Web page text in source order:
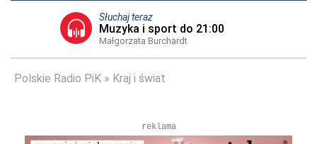
Słuchaj teraz
Muzyka i sport do 21:00
Małgorzata Burchardt
Polskie Radio PiK Kraj i świat
reklama